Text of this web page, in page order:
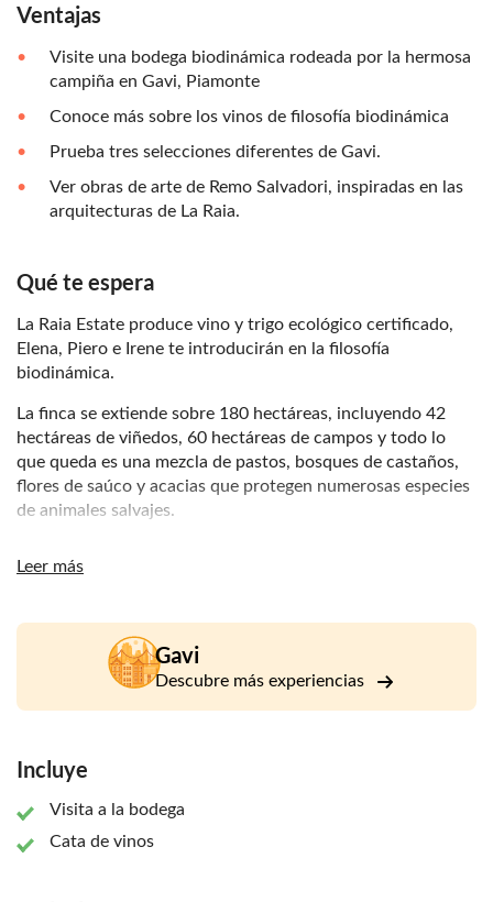
Ventajas
Visite una bodega biodinámica rodeada por la hermosa
campiña en Gavi, Piamonte
Conoce más sobre los vinos de filosofía biodinámica
Prueba tres selecciones diferentes de Gavi.
Ver obras de arte de Remo Salvadori, inspiradas en las
arquitecturas de La Raia.
Qué te espera
La Raia Estate produce vino y trigo ecológico certificado,
Elena, Piero e Irene te introducirán en la filosofía
biodinámica.
La finca se extiende sobre 180 hectáreas, incluyendo 42
hectáreas de viñedos, 60 hectáreas de campos y todo lo
que queda es una mezcla de pastos, bosques de castaños,
flores de saúco y acacias que protegen numerosas especies
de animales salvajes.
Gavi, Gavi Riserva Vigna della Madonnina y Gavi Pisé, y dos
pensada y construida con una antigua técnica constructiva
respetuosa con el medio ambiente. Esta técnica armoniza
con las suaves colinas piamontesas que rodean La Raia.
Fuera de la bodega, una nueva experiencia espera al
arte cultura territorio que, a través de un proyecto titulado
Nel Paesaggio (dentro del paisaje), ha encargado tres obras
al artista Remo Salvadori. Las obras se inspiran en la
arquitectura de La Raia, su entorno y su singular paisaje en
el que se alternan viñedos, pastos y bosques a lo largo de
Leer más
Gavi
Descubre más experiencias
Incluye
Visita a la bodega
Cata de vinos